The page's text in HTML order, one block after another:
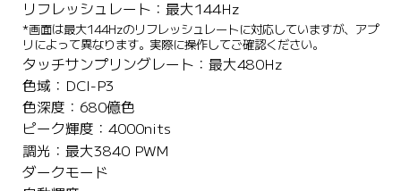
リフレッシュレート：最大144Hz
*画面は最大144Hzのリフレッシュレートに対応していますが、アプ
リによって異なります。実際に操作してご確認ください。
タッチサンプリングレート：最大480Hz
色域：DCI-P3
色深度：680億色
ピーク輝度：4000nits
調光：最大3840 PWM
ダークモード